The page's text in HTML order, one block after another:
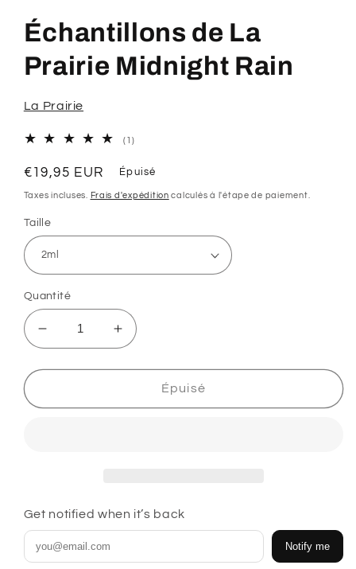
média
dans
une
fenêtre
Échantillons de La
Prairie Midnight Rain
La Prairie
(1)1
des
Prix
habituel
€19,95 EUR Épuisé
Taxes incluses. Frais d'expédition calculés à l'étape de paiement.
Taille
Quantité
Réduire
la
quantité
Échantillons
Augmenter
la
quantité
Échantillons
Épuisé
Get notified when it’s back
Notify me